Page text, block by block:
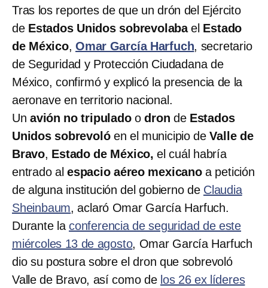
Tras los reportes de que un drón del Ejército
de Estados Unidos sobrevolabael Estado
de México,Omar García Harfuch, secretario
de Seguridad y Protección Ciudadana de
México, confirmó y explicó la presencia de la
aeronave en territorio nacional.
Un avión no tripuladoodron de Estados
Unidos sobrevolóen el municipio deValle de
Bravo, Estado de México, el cuál habría
entrado alespacio aéreo mexicanoa petición
de alguna institución del gobierno de Claudia
Sheinbaum, aclaró Omar García Harfuch.
Durante laconferencia de seguridad de este
miércoles 13 de agosto, Omar García Harfuch
dio su postura sobre el dron que sobrevoló
Valle de Bravo, así como de los 26 ex líderes